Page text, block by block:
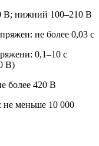
В; нижний 100–210 В
не более 0,03 с
0,1–10 c
В)
более 420 В
не меньше 10 000